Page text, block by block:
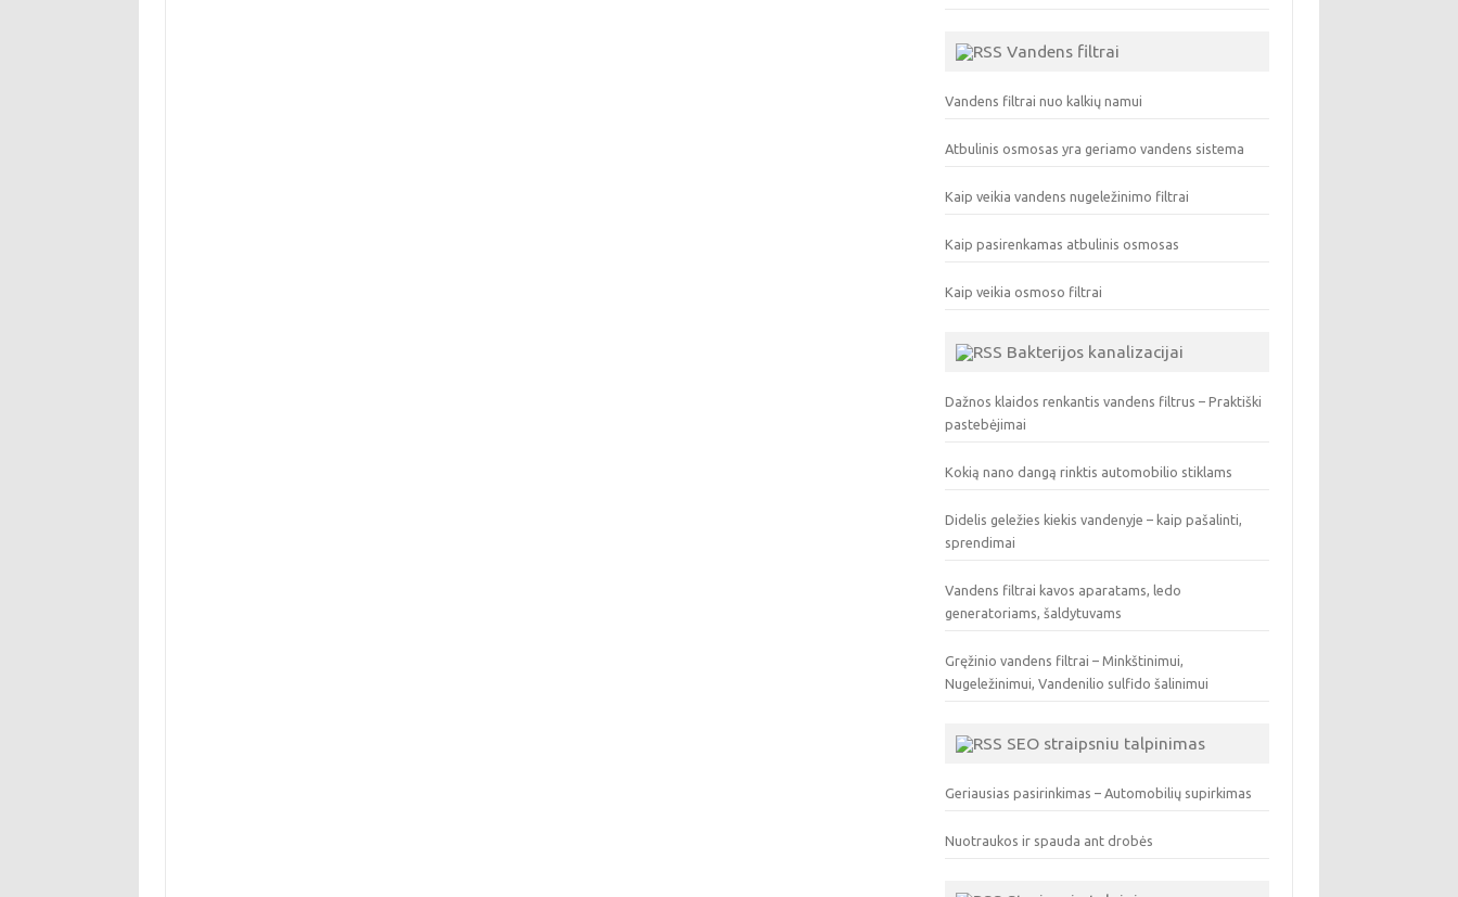
Vandens filtrai
Vandens filtrai nuo kalkių namui
Atbulinis osmosas yra geriamo vandens sistema
Kaip veikia vandens nugeležinimo filtrai
Kaip pasirenkamas atbulinis osmosas
Kaip veikia osmoso filtrai
Bakterijos kanalizacijai
Dažnos klaidos renkantis vandens filtrus – Praktiški
pastebėjimai
Kokią nano dangą rinktis automobilio stiklams
Didelis geležies kiekis vandenyje – kaip pašalinti,
sprendimai
Vandens filtrai kavos aparatams, ledo
generatoriams, šaldytuvams
Gręžinio vandens filtrai – Minkštinimui,
Nugeležinimui, Vandenilio sulfido šalinimui
SEO straipsniu talpinimas
Geriausias pasirinkimas – Automobilių supirkimas
Nuotraukos ir spauda ant drobės